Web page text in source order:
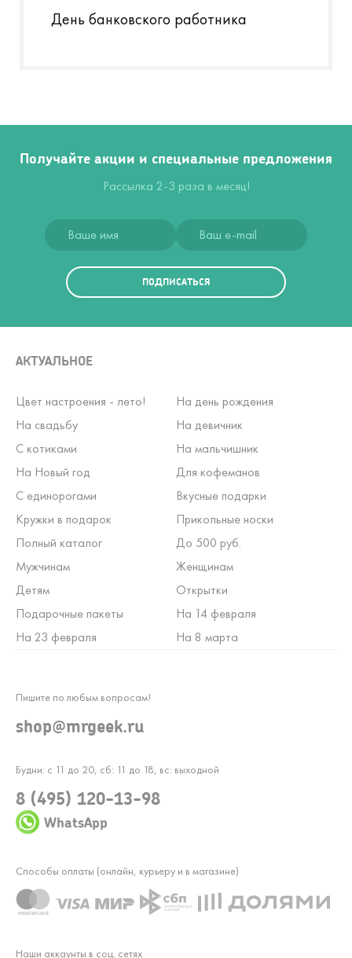
День банковского работника
Получайте акции и специальные предложения
Рассылка 2-3 раза в месяц!
ПОДПИСАТЬСЯ
АКТУАЛЬНОЕ
Цвет настроения - лето!
На день рождения
На свадьбу
На девичник
С котиками
На мальчишник
На Новый год
Для кофеманов
С единорогами
Вкусные подарки
Кружки в подарок
Прикольные носки
Полный каталог
До 500 руб.
Мужчинам
Женщинам
Детям
Открытки
Подарочные пакеты
На 14 февраля
На 23 февраля
На 8 марта
Будни: с 11 до 20, сб: 11 до 18, вс: выходной
8 (495) 120-13-98
WhatsApp
Пишите по любым вопросам!
shop@mrgeek.ru
Наши аккаунты в соц. сетях
Способы оплаты (онлайн, курьеру и в магазине)